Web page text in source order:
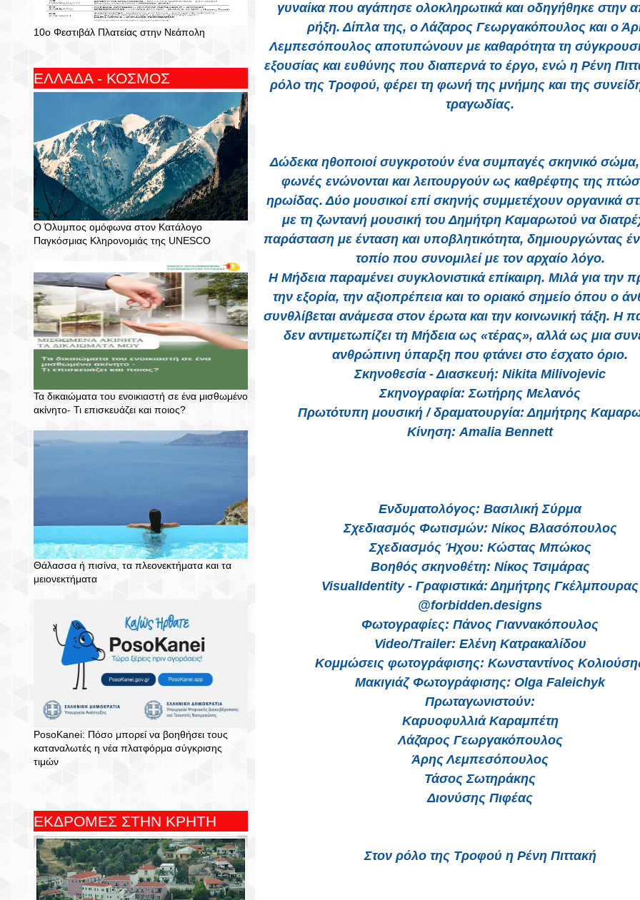
10ο Φεστιβάλ Πλατείας στην Νεάπολη
ΕΛΛΑΔΑ - ΚΟΣΜΟΣ
Ο Όλυμπος ομόφωνα στον Κατάλογο
Παγκόσμιας Κληρονομιάς της UNESCO
Τα δικαιώματα του ενοικιαστή σε ένα μισθωμένο
ακίνητο- Τι επισκευάζει και ποιος?
Θάλασσα ή πισίνα, τα πλεονεκτήματα και τα
μειονεκτήματα
PosoKanei: Πόσο μπορεί να βοηθήσει τους
καταναλωτές η νέα πλατφόρμα σύγκρισης
τιμών
ΕΚΔΡΟΜΕΣ ΣΤΗΝ ΚΡΗΤΗ
γυναίκα που αγάπησε ολοκληρωτικά και οδηγήθηκε στην
ρήξη. Δίπλα της, ο Λάζαρος Γεωργακόπουλος και ο
Λεμπεσόπουλος αποτυπώνουν με καθαρότητα τη
εξουσίας και ευθύνης που διαπερνά το έργο, ενώ η Ρένη
ρόλο της Τροφού, φέρει τη φωνή της μνήμης και της
τραγωδίας.
Δώδεκα ηθοποιοί συγκροτούν ένα συμπαγές σκηνικό
φωνές ενώνονται και λειτουργούν ως καθρέφτης της
ηρωίδας. Δύο μουσικοί επί σκηνής συμμετέχουν οργανικά
με τη ζωντανή μουσική του Δημήτρη Καμαρωτού να
παράσταση με ένταση και υποβλητικότητα, δημιουργώντας
τοπίο που συνομιλεί με τον αρχαίο λόγο.
Η Μήδεια παραμένει συγκλονιστικά επίκαιρη. Μιλά για την
την εξορία, την αξιοπρέπεια και το οριακό σημείο όπου ο
συνθλίβεται ανάμεσα στον έρωτα και την κοινωνική τάξη. Η
δεν αντιμετωπίζει τη Μήδεια ως «τέρας», αλλά ως μια
ανθρώπινη ύπαρξη που φτάνει στο έσχατο όριο.
Σκηνοθεσία - Διασκευή: Nikita Milivojevic
Σκηνογραφία: Σωτήρης Μελανός
Πρωτότυπη μουσική / δραματουργία: Δημήτρης
Κίνηση: Amalia Bennett
Ενδυματολόγος: Βασιλική Σύρμα
Σχεδιασμός Φωτισμών: Νίκος Βλασόπουλος
Σχεδιασμός Ήχου: Κώστας Μπώκος
Βοηθός σκηνοθέτη: Νίκος Τσιμάρας
VisualIdentity - Γραφιστικά: Δημήτρης Γκέλμπουρας
@forbidden.designs
Φωτογραφίες: Πάνος Γιαννακόπουλος
Video/Trailer: Ελένη Κατρακαλίδου
Κομμώσεις φωτογράφισης: Κωνσταντίνος
Μακιγιάζ Φωτογράφισης: Olga Faleichyk
Πρωταγωνιστούν:
Καρυοφυλλιά Καραμπέτη
Λάζαρος Γεωργακόπουλος
Άρης Λεμπεσόπουλος
Τάσος Σωτηράκης
Διονύσης Πιφέας
Στον ρόλο της Τροφού η Ρένη Πιττακή